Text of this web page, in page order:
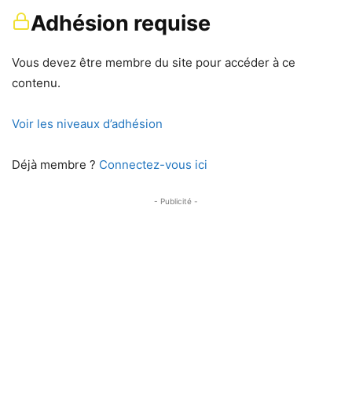
Adhésion requise
Vous devez être membre du site pour accéder à ce
contenu.
Voir les niveaux d’adhésion
Déjà membre ? Connectez-vous ici
- Publicité -